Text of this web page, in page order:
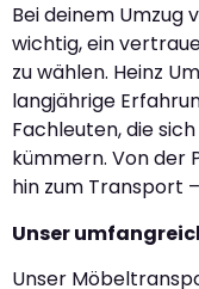
Bei deinem Umzug
wichtig, ein
zu wählen. Heinz
langjährige
Fachleuten, die
kümmern. Von der
hin zum Transport
Unser
Unser